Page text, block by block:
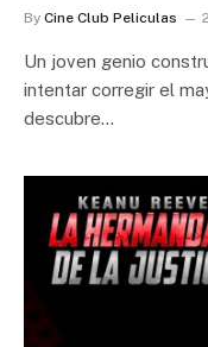
By Cine Club Peliculas
Un joven genio
intentar corregir el
descubre…